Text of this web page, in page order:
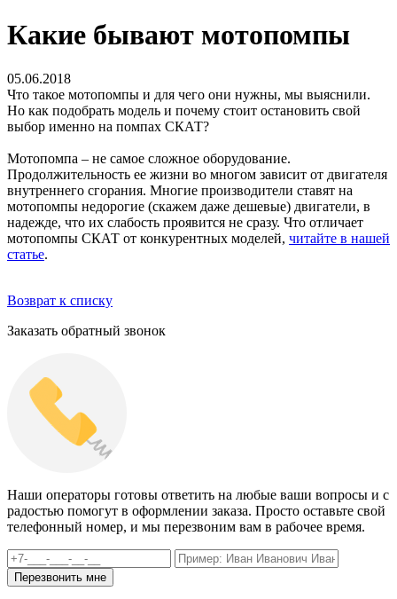
Какие бывают мотопомпы
05.06.2018
Что такое мотопомпы и для чего они нужны, мы выяснили.
Но как подобрать модель и почему стоит остановить свой
выбор именно на помпах СКАТ?
Мотопомпа – не самое сложное оборудование.
Продолжительность ее жизни во многом зависит от двигателя
внутреннего сгорания. Многие производители ставят на
мотопомпы недорогие (скажем даже дешевые) двигатели, в
надежде, что их слабость проявится не сразу. Что отличает
мотопомпы СКАТ от конкурентных моделей, читайте в нашей
статье.
Возврат к списку
Заказать обратный звонок
Наши операторы готовы ответить на любые ваши вопросы и с
радостью помогут в оформлении заказа. Просто оставьте свой
телефонный номер, и мы перезвоним вам в рабочее время.